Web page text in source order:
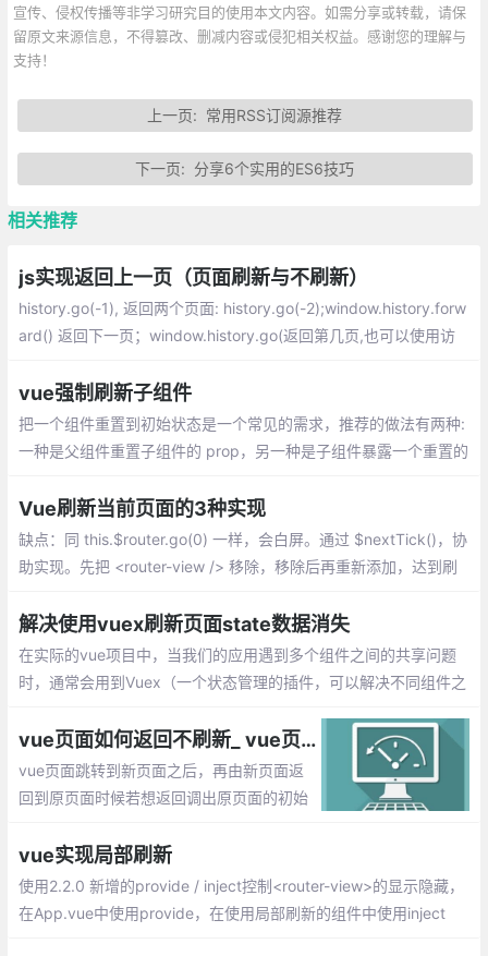
宣传、侵权传播等非学习研究目的使用本文内容。如需分享或转载，请保
留原文来源信息，不得篡改、删减内容或侵犯相关权益。感谢您的理解与
支持！
上一页: 常用RSS订阅源推荐
下一页: 分享6个实用的ES6技巧
相关推荐
js实现返回上一页（页面刷新与不刷新）
history.go(-1), 返回两个页面: history.go(-2);window.history.forw
ard() 返回下一页；window.history.go(返回第几页,也可以使用访
vue强制刷新子组件
把一个组件重置到初始状态是一个常见的需求，推荐的做法有两种:
一种是父组件重置子组件的 prop，另一种是子组件暴露一个重置的
Vue刷新当前页面的3种实现
缺点：同 this.$router.go(0) 一样，会白屏。通过 $nextTick()，协
助实现。先把 <router-view /> 移除，移除后再重新添加，达到刷
解决使用vuex刷新页面state数据消失
在实际的vue项目中，当我们的应用遇到多个组件之间的共享问题
时，通常会用到Vuex（一个状态管理的插件，可以解决不同组件之
题。
vue页面如何返回不刷新_ vue页面撤退不能返回到顶部的实现
vue页面跳转到新页面之后，再由新页面返
回到原页面时候若想返回调出原页面的初始
x存储滚动状态，2、使用缓存keepAlive的
实现
vue实现局部刷新
使用2.2.0 新增的provide / inject控制<router-view>的显示隐藏，
在App.vue中使用provide，在使用局部刷新的组件中使用inject